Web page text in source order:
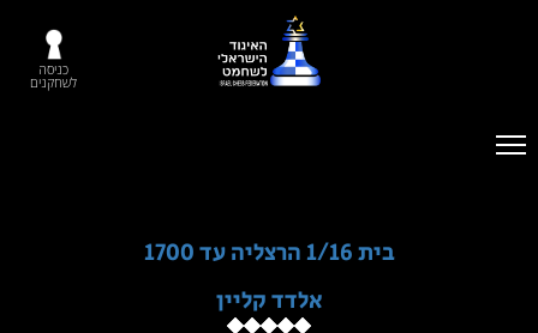
כניסה
לשחקנים
בית 1/16 הרצליה עד 1700
אלדד קליין